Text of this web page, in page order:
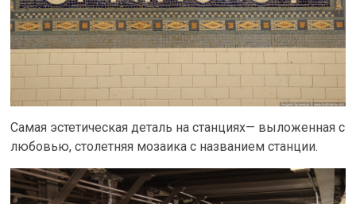
Самая эстетическая деталь на станциях— выложенная с
любовью, столетняя мозаика с названием станции.